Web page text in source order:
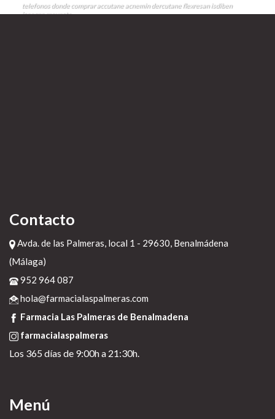
telefonos donde comprar accutane acnemin dercutane flexresan isdiben
isoacne mayesta
Contacto
Avda. de las Palmeras, local 1 - 29630, Benalmádena
(Málaga)
952 964 087
hola@farmacialaspalmeras.com
Farmacia Las Palmeras de Benalmadena
farmacialaspalmeras
Los 365 días de 9:00h a 21:30h.
Menú